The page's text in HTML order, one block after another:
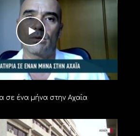
σε ένα μήνα στην Αχαΐα